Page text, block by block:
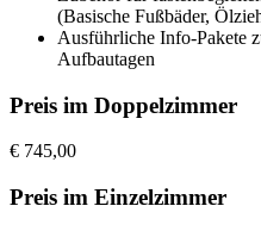
(Basische Fußbäder,
Ausführliche Info-Pakete
Aufbautagen
Preis im Doppelzimmer
€ 745,00
Preis im Einzelzimmer